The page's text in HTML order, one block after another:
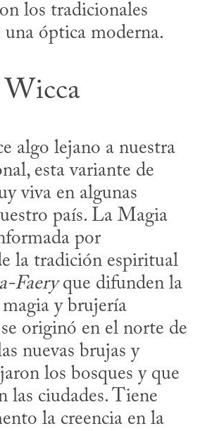
los tradicionales
una óptica moderna.
Wicca
algo lejano a nuestra
esta variante de
viva en algunas
país. La Magia
por
la tradición espiritual
Faery que difunden la
magia y brujería
originó en el norte de
nuevas brujas y
los bosques y que
las ciudades. Tiene
la creencia en la